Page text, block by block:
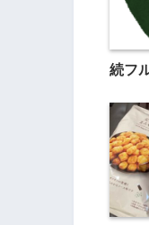
続フ